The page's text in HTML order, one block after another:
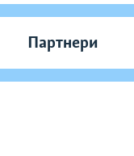
Партнери